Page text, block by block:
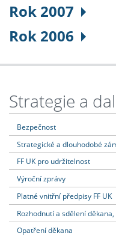
Rok 2007
Rok 2006
Strategie a
Bezpečnost
Strategické a dlouhodobé
FF UK pro udržitelnost
Výroční zprávy
Platné vnitřní předpisy FF UK
Rozhodnutí a sdělení
Opatření děkana